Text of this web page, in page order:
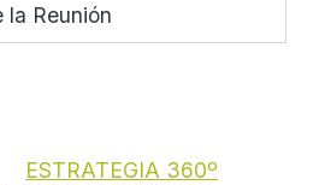
la Reunión
ESTRATEGIA 360º